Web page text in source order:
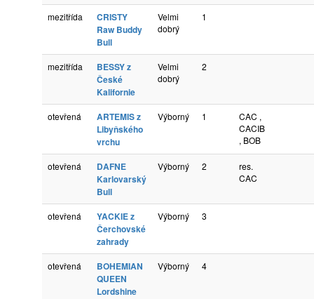
mezitřída
CRISTY
Raw Buddy
Bull
Velmi
dobrý
1
mezitřída
BESSY z
České
Kalifornie
Velmi
dobrý
2
otevřená
ARTEMIS z
Libyňského
vrchu
Výborný 1
CAC ,
CACIB
, BOB
otevřená
DAFNE
Karlovarský
Bull
Výborný 2
res.
CAC
otevřená
YACKIE z
Čerchovské
zahrady
Výborný 3
otevřená
BOHEMIAN
QUEEN
Lordshine
Výborný 4